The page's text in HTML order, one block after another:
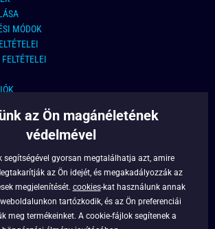
MÓDOK
az Ön magánéletének
védelmével
segítségével gyorsan megtalálhatja azt, amire
az Ön idejét, és megakadályozzák az
megjelenítését. cookies-kat használunk annak
tartózkodik, és az Ön preferenciái
meg termékeinket. A cookie-fájlok segítenek a